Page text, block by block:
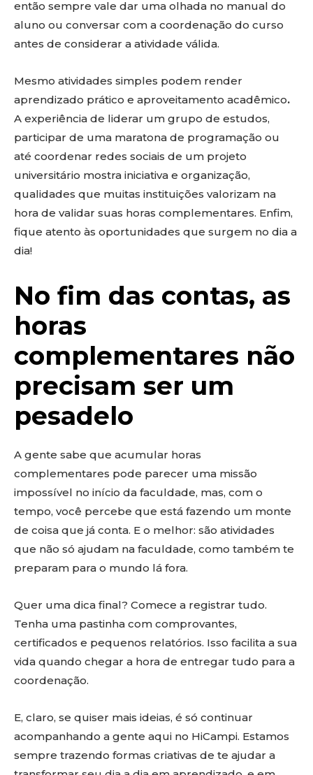
então sempre vale dar uma olhada no manual do
aluno ou conversar com a coordenação do curso
antes de considerar a atividade válida.
Mesmo atividades simples podem render
aprendizado prático e aproveitamento acadêmico.
A experiência de liderar um grupo de estudos,
participar de uma maratona de programação ou
até coordenar redes sociais de um projeto
universitário mostra iniciativa e organização,
qualidades que muitas instituições valorizam na
hora de validar suas horas complementares. Enfim,
fique atento às oportunidades que surgem no dia a
dia!
No fim das contas, as
horas
complementares não
precisam ser um
pesadelo
A gente sabe que acumular horas
complementares pode parecer uma missão
impossível no início da faculdade, mas, com o
tempo, você percebe que está fazendo um monte
de coisa que já conta. E o melhor: são atividades
que não só ajudam na faculdade, como também te
preparam para o mundo lá fora.
Quer uma dica final? Comece a registrar tudo.
Tenha uma pastinha com comprovantes,
certificados e pequenos relatórios. Isso facilita a sua
vida quando chegar a hora de entregar tudo para a
coordenação.
E, claro, se quiser mais ideias, é só continuar
acompanhando a gente aqui no HiCampi. Estamos
sempre trazendo formas criativas de te ajudar a